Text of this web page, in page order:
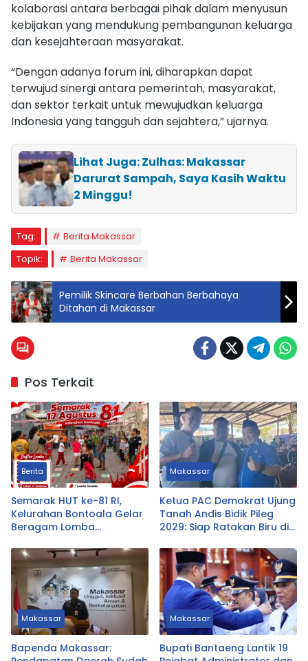
kolaborasi antara berbagai pihak dalam menyusun
kebijakan yang mendukung pembangunan keluarga
dan kesejahteraan masyarakat.
“Dengan adanya forum ini, diharapkan dapat
terwujud sinergi antara pemerintah, masyarakat,
dan sektor terkait untuk mewujudkan keluarga
Indonesia yang tangguh dan sejahtera,” ujarnya.
Lihat Juga: Zulhas: Makassar
Darurat Sampah, Saya Kasih Waktu
2 Minggu!
Tag:
Berita Makassar
Topik:
Berita Makassar
Pemilik Skincare Berbahan Berbahaya
Ditahan di Makassar
Pos Terkait
Berita
Semarak HUT ke-81 RI,
Kelurahan Bontoala Gelar
Beragam Lomba
Seluruh Warga
Makassar
Ketua PAC Demokrat Ujung
Tanah Andis Bidik Pileg
2029: Siap Ratakan Biru di
Makassar
Bapenda Makassar:
Makassar
Bupati Bantaeng Lantik 19